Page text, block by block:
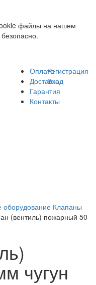
файлы на нашем
Оплата
Доставка
Гарантия
Контакты
Регистрация
Вход
оборудование Клапаны
(вентиль) пожарный 50
чугун